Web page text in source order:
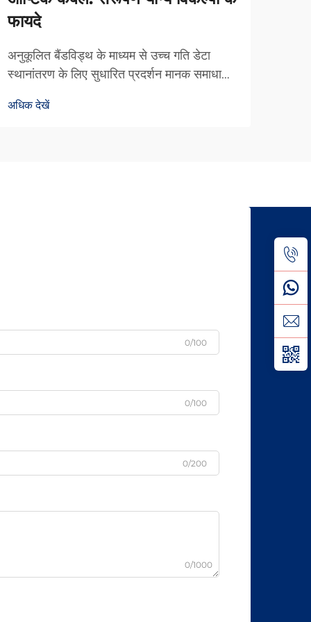
फायदे
अनुकूलित बैंडविड्थ के माध्यम से उच्च गति डेटा
स्थानांतरण के लिए सुधारित प्रदर्शन मानक समाधानों
अनुसार ऑप्टिक केबलों को बनाने से तेज़ और अधिक
अधिक देखें
0/100
0/100
0/200
0/1000